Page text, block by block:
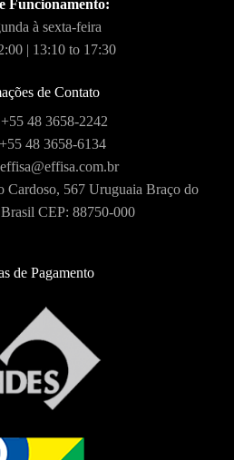
Funcionamento:
à sexta-feira
| 13:10 to 17:30
de Contato
+55 48 3658-2242
+55 48 3658-6134
effisa@effisa.com.br
Cardoso, 567 Uruguaia Braço do
CEP: 88750-000
de Pagamento